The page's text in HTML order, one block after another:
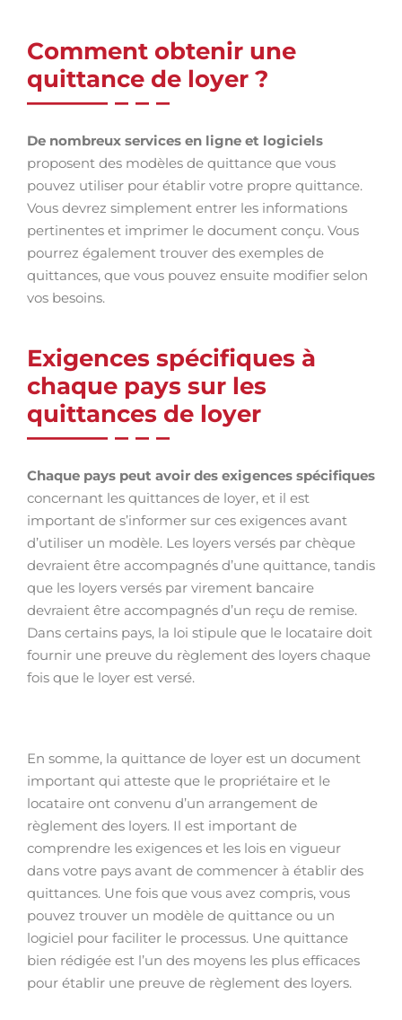
Comment obtenir une
quittance de loyer ?
De nombreux services en ligne et logiciels
proposent des modèles de quittance que vous
pouvez utiliser pour établir votre propre quittance.
Vous devrez simplement entrer les informations
pertinentes et imprimer le document conçu. Vous
pourrez également trouver des exemples de
quittances, que vous pouvez ensuite modifier selon
vos besoins.
Exigences spécifiques à
chaque pays sur les
quittances de loyer
Chaque pays peut avoir des exigences spécifiques
concernant les quittances de loyer, et il est
important de s’informer sur ces exigences avant
d’utiliser un modèle. Les loyers versés par chèque
devraient être accompagnés d’une quittance, tandis
que les loyers versés par virement bancaire
devraient être accompagnés d’un reçu de remise.
Dans certains pays, la loi stipule que le locataire doit
fournir une preuve du règlement des loyers chaque
fois que le loyer est versé.
En somme, la quittance de loyer est un document
important qui atteste que le propriétaire et le
locataire ont convenu d’un arrangement de
règlement des loyers. Il est important de
comprendre les exigences et les lois en vigueur
dans votre pays avant de commencer à établir des
quittances. Une fois que vous avez compris, vous
pouvez trouver un modèle de quittance ou un
logiciel pour faciliter le processus. Une quittance
bien rédigée est l’un des moyens les plus efficaces
pour établir une preuve de règlement des loyers.